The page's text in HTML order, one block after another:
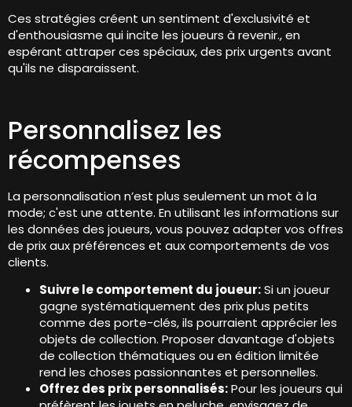
Ces stratégies créent un sentiment d'exclusivité et
d'enthousiasme qui incite les joueurs à revenir., en
espérant attraper ces spéciaux, des prix urgents avant
qu'ils ne disparaissent.
Personnalisez les
récompenses
La personnalisation n’est plus seulement un mot à la
mode; c'est une attente. En utilisant les informations sur
les données des joueurs, vous pouvez adapter vos offres
de prix aux préférences et aux comportements de vos
clients.
Suivre le comportement du joueur:Si un joueur
gagne systématiquement des prix plus petits
comme des porte-clés, ils pourraient apprécier les
objets de collection. Proposer davantage d'objets
de collection thématiques ou en édition limitée
rend les choses passionnantes et personnelles.
Offrez des prix personnalisés:Pour les joueurs qui